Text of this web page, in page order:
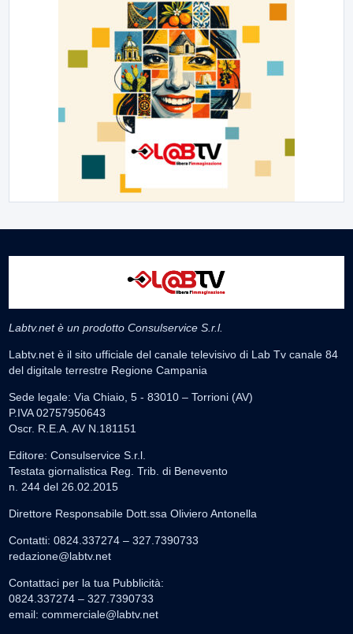
Labtv.net è un prodotto Consulservice S.r.l.
Labtv.net è il sito ufficiale del canale televisivo di Lab Tv canale 84
del digitale terrestre Regione Campania
Sede legale: Via Chiaio, 5 - 83010 – Torrioni (AV)
P.IVA 02757950643
Oscr. R.E.A. AV N.181151
Editore: Consulservice S.r.l.
Testata giornalistica Reg. Trib. di Benevento
n. 244 del 26.02.2015
Direttore Responsabile Dott.ssa Oliviero Antonella
Contatti: 0824.337274 – 327.7390733
redazione@labtv.net
Contattaci per la tua Pubblicità:
0824.337274 – 327.7390733
email: commerciale@labtv.net